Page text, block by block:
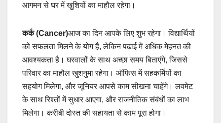
आगमन से घर में खुशियों का माहौल रहेगा।
कर्क (Cancer)आज का दिन आपके लिए शुभ रहेगा। विद्यार्थियों
को सफलता मिलने के योग हैं, लेकिन पढ़ाई में अधिक मेहनत की
आवश्यकता है। घरवालों के साथ अच्छा समय बिताएंगे, जिससे
परिवार का माहौल खुशनुमा रहेगा। ऑफिस में सहकर्मियों का
सहयोग मिलेगा, और जूनियर आपसे काम सीखना चाहेंगे। लवमेट
के साथ रिश्तों में सुधार आएगा, और राजनीतिक संबंधों का लाभ
मिलेगा। करीबी दोस्त की सहायता से काम पूरा होगा।